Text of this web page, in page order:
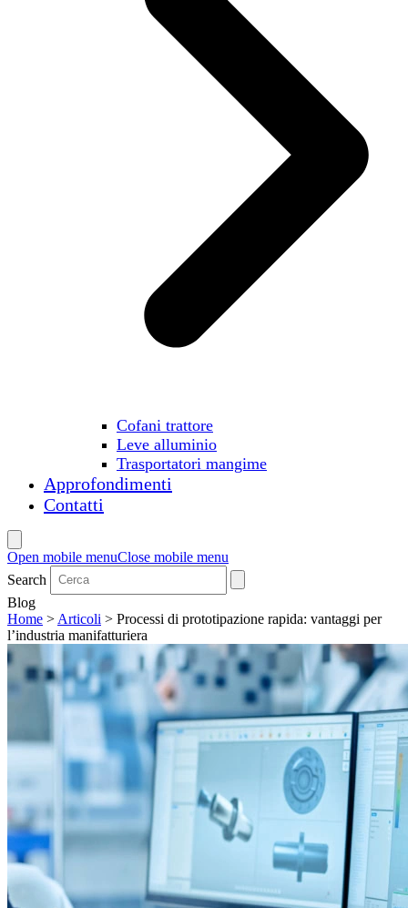
Cofani trattore
Leve alluminio
Trasportatori mangime
Approfondimenti
Contatti
Open mobile menuClose mobile menu
Search
Blog
Home > Articoli > Processi di prototipazione rapida: vantaggi per
l’industria manifatturiera